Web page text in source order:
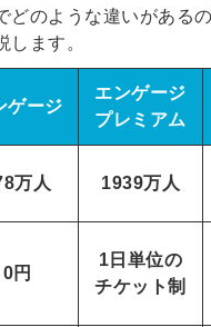
どのような違いがある
します。
ゲージ
エンゲージ
プレミアム
万人 1939万人
0円
1日単位の
チケット制
簡単10秒！無
採用課題の解決
取り組みなどを